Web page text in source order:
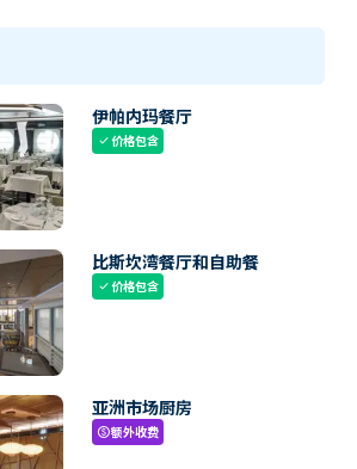
伊帕内玛餐厅
check价格包含
比斯坎湾餐厅和自助餐
check价格包含
亚洲市场厨房
paid额外收费